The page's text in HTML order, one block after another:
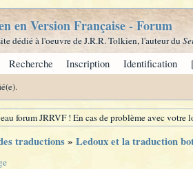
en Version Française - Forum
dédié à l'oeuvre de J.R.R. Tolkien, l'auteur du
Recherche Inscription Identification
forum JRRVF ! En cas de problème avec
traductions» Ledoux et la traduction